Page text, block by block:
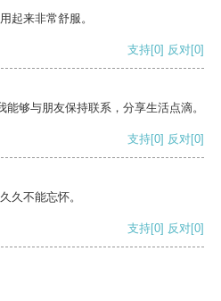
起来非常舒服。
支持[0] 反对[0]
够与朋友保持联系，分享生活点滴。
支持[0] 反对[0]
久不能忘怀。
支持[0] 反对[0]